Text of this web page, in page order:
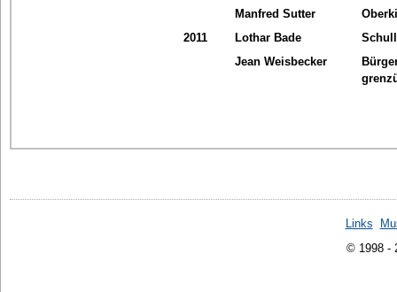
Manfred Sutter
2011
Lothar Bade
Jean Weisbecker
Links
© 1998 -